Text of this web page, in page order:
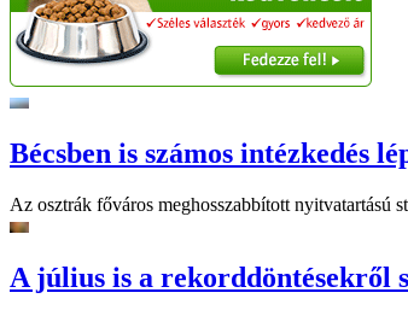
Bécsben is számos intézkedés
Az osztrák főváros meghosszabbított nyitvatartású
A július is a rekorddöntésekről